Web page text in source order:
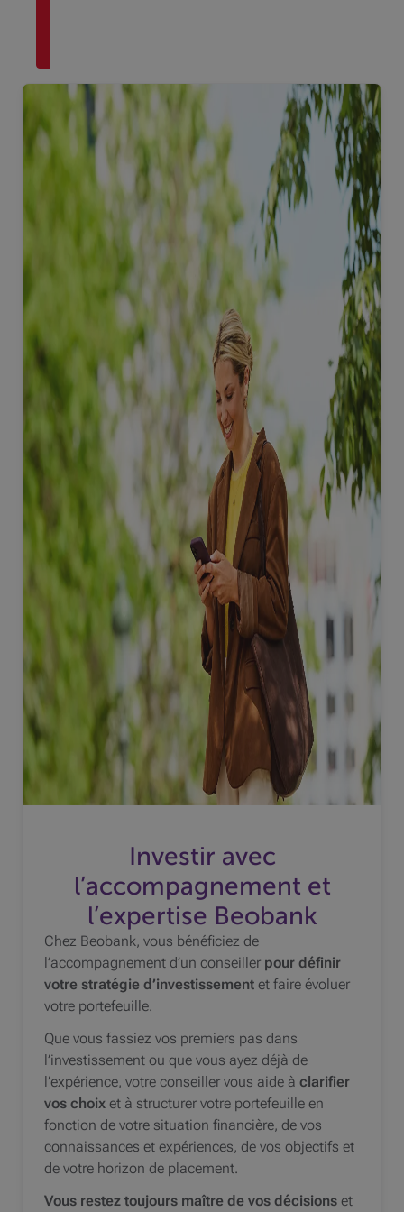
Investir avec
l’accompagnement et
l’expertise Beobank
Chez Beobank, vous bénéficiez de
l’accompagnement d’un conseiller pour définir
votre stratégie d’investissement et faire évoluer
votre portefeuille.
Que vous fassiez vos premiers pas dans
l’investissement ou que vous ayez déjà de
l’expérience, votre conseiller vous aide à clarifier
vos choix et à structurer votre portefeuille en
fonction de votre situation financière, de vos
connaissances et expériences, de vos objectifs et
de votre horizon de placement.
Vous restez toujours maître de vos décisions et